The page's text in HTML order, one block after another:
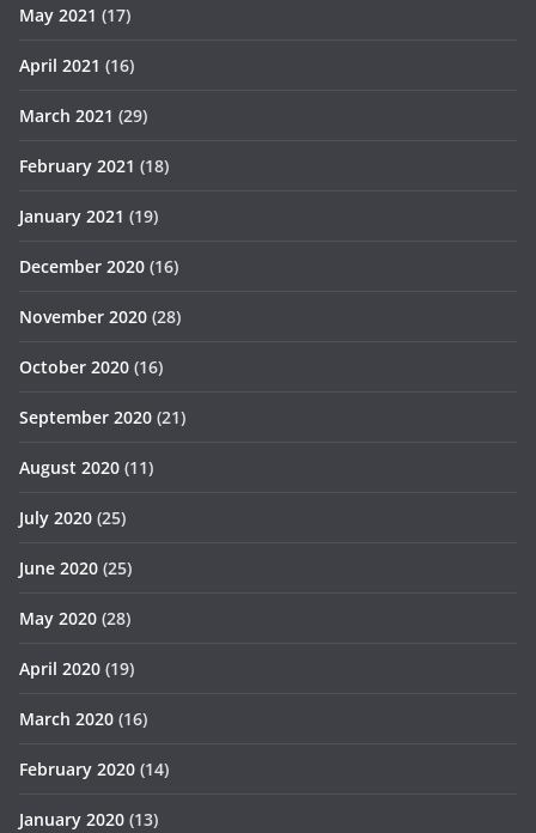
May 2021 (17)
April 2021 (16)
March 2021 (29)
February 2021 (18)
January 2021 (19)
December 2020 (16)
November 2020 (28)
October 2020 (16)
September 2020 (21)
August 2020 (11)
July 2020 (25)
June 2020 (25)
May 2020 (28)
April 2020 (19)
March 2020 (16)
February 2020 (14)
January 2020 (13)